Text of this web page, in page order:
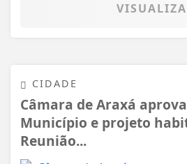
CIDADE
Câmara de Araxá
Município e projeto
Reunião...